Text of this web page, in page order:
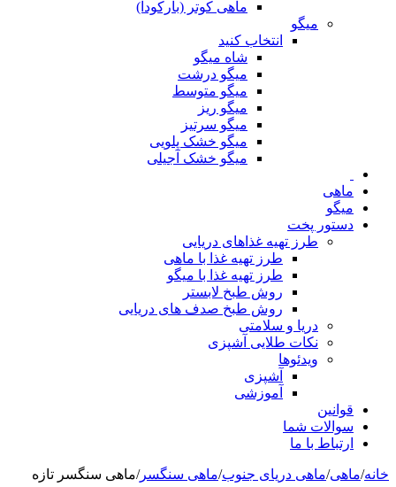
ماهی کوتر (بارکودا)
میگو
انتخاب کنید
شاه میگو
میگو درشت
میگو متوسط
میگو ریز
میگو سرتیز
میگو خشک پلویی
میگو خشک آجیلی
ماهی
میگو
دستور پخت
طرز تهیه غذاهای دریایی
طرز تهیه غذا با ماهی
طرز تهیه غذا با میگو
روش طبخ لابستر
روش طبخ صدف های دریایی
دریا و سلامتی
نکات طلایی آشپزی
ویدئوها
آشپزی
آموزشی
قوانین
سوالات شما
ارتباط با ما
خانه/ماهی/ماهی دریای جنوب/ماهی سنگسر/ماهی سنگسر تازه